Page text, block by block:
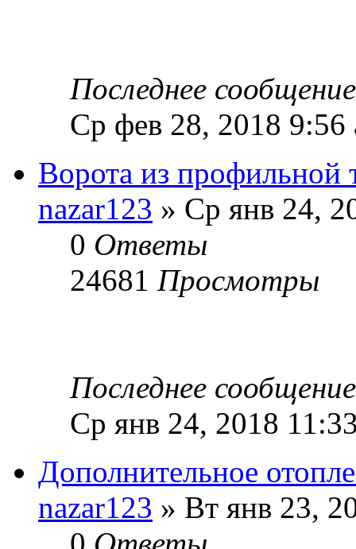
Последнее
Ср фев 28, 2018 9:56
Ворота из профильной
nazar123 » Ср янв 24,
0 Ответы
24681 Просмотры
Последнее
Ср янв 24, 2018
Дополнительное
nazar123 » Вт янв 23,